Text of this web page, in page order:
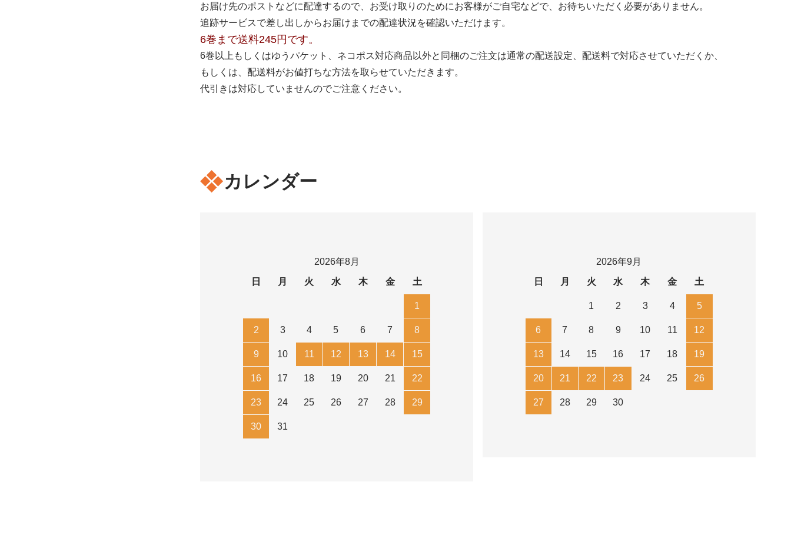
お届け先のポストなどに配達するので、お受け取りのためにお客様がご自宅などで、お待ちいただく必要がありません。
追跡サービスで差し出しからお届けまでの配達状況を確認いただけます。
6巻まで送料245円です。
6巻以上もしくはゆうパケット、ネコポス対応商品以外と同梱のご注文は通常の配送設定、配送料で対応させていただくか、
もしくは、配送料がお値打ちな方法を取らせていただきます。
代引きは対応していませんのでご注意ください。
カレンダー
2026年8月
日
月 火 水 木 金 土
1
2 3 4 5 6 7 8
9 10 11 12 13 14 15
16 17 18 19 20 21 22
23 24 25 26 27 28 29
30 31
2026年9月
日
月 火 水 木 金 土
1 2 3 4 5
6 7 8 9 10 11 12
13 14 15 16 17 18 19
20 21 22 23 24 25 26
27 28 29 30